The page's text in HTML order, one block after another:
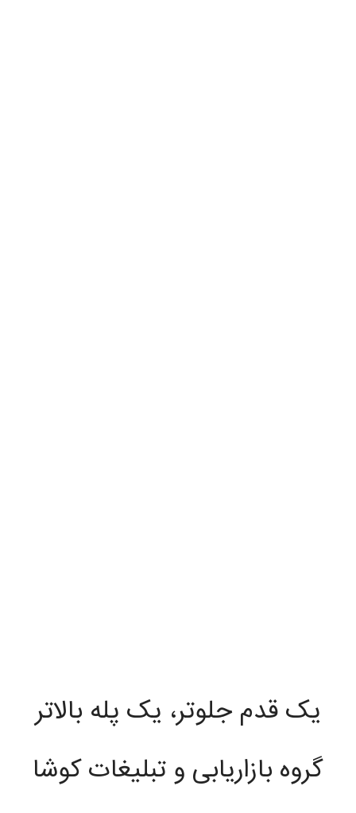
یک قدم جلوتر، یک پله بالاتر
گروه بازاریابی و تبلیغات کوشا